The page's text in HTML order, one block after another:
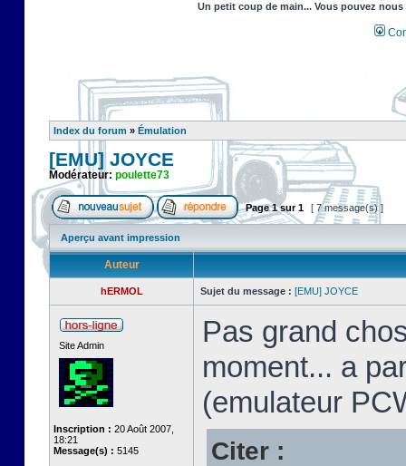
Un petit coup de main... Vous pouvez
Index du forum » Émulation
[EMU] JOYCE
Modérateur: poulette73
Page1sur1 [ 7 message(s) ]
Aperçu avant impression
Auteur
hERMOL Sujet du message : [EMU] JOYCE
Site Admin
Inscription : 20 Août 2007,
18:21
Message(s) : 5145
Pas grand
moment... a
(emulateur
Citer :